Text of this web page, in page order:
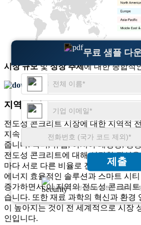
무료 샘플 다
제출
고객님의 개인 정보는 완전히 비밀로 보
시장 규모및성장 추세에 대한 종합적
무료 샘플 다운로드
지역 전망
전도성 콘크리트 시장에 대한 지역적
지속 가능한 건설 관행 채택에 따라 다
줍니다. 북미, 유럽, 아시아 태평양, 중
전도성 콘크리트에 대해 상당한 관심
마다 서로 다른 비율로 전도성 콘크리
에너지 효율적인 솔루션과 스마트 시
증가하면서 이 지역의 전도성 콘크리
습니다. 또한 재료 과학의 혁신과 환경
이 높아지는 것이 전 세계적으로 시장
인입니다.